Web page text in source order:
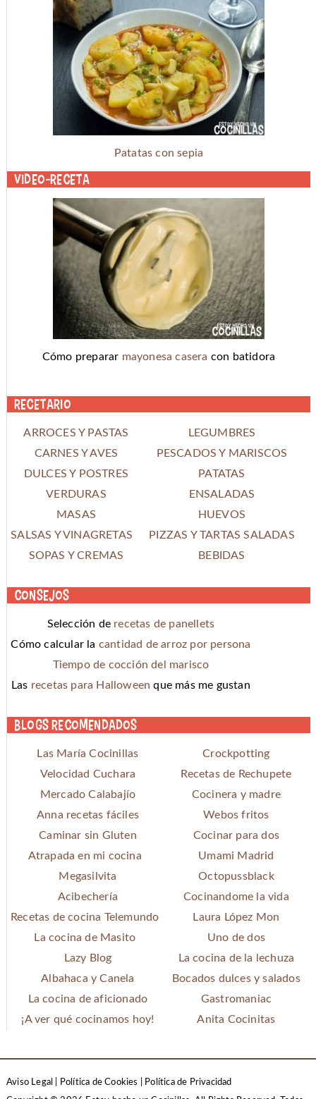
Patatas con sepia
Video-receta
Cómo preparar mayonesa casera con batidora
Recetario
ARROCES Y PASTAS
LEGUMBRES
CARNES Y AVES
PESCADOS Y MARISCOS
DULCES Y POSTRES
PATATAS
VERDURAS
ENSALADAS
MASAS
HUEVOS
SALSAS Y VINAGRETAS
PIZZAS Y TARTAS SALADAS
SOPAS Y CREMAS
BEBIDAS
Consejos
Selección de recetas de panellets
Cómo calcular la cantidad de arroz por persona
Tiempo de cocción del marisco
Las recetas para Halloween que más me gustan
Blogs recomendados
Las María Cocinillas
Crockpotting
Velocidad Cuchara
Recetas de Rechupete
Mercado Calabajío
Cocinera y madre
Anna recetas fáciles
Webos fritos
Caminar sin Gluten
Cocinar para dos
Atrapada en mi cocina
Umami Madrid
Megasilvita
Octopussblack
Acibechería
Cocinandome la vida
Recetas de cocina Telemundo
Laura López Mon
La cocina de Masito
Uno de dos
Lazy Blog
La cocina de la lechuza
Albahaca y Canela
Bocados dulces y salados
La cocina de aficionado
Gastromaniac
¡A ver qué cocinamos hoy!
Anita Cocinitas
Aviso Legal Política de Cookies
Política de Privacidad